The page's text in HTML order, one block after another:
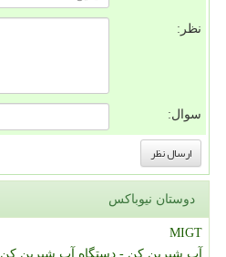
نظر:
سوال:
دوستان نیوباکس
MIGT
آب شیرین کن - دستگاه آب شیرین کن